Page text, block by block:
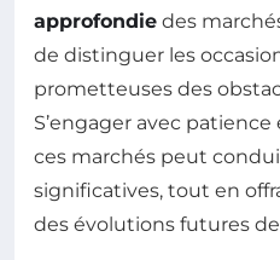
approfondie des
de distinguer les
prometteuses des
S’engager avec
ces marchés peut
significatives, tout en
des évolutions futures